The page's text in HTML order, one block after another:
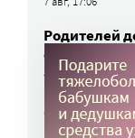
Родителей
опрос о
7 авг, 15:34
«Энхерту»
в перечень